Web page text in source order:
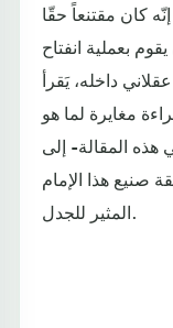
كان مقتنعاً حقّا
بعملية انفتاح
داخله، يَقرأ
بن حنبل (ت 241هـ) قراءة مغايرة لما هو
المقالة- إلى
صنيع هذا الإمام
المثير للجدل.